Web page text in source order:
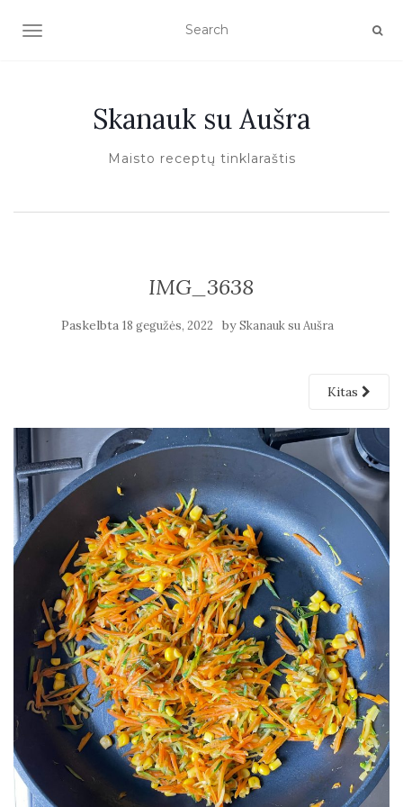
TOGGLE NAVIGATION
Skanauk su Aušra
Maisto receptų tinklaraštis
IMG_3638
Paskelbta 18 gegužės, 2022 bySkanauk su Aušra
Kitas